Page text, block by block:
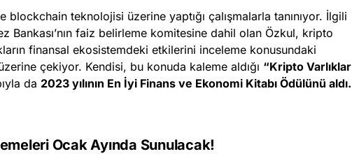
blockchain teknolojisi üzerine yaptığı çalışmalarla tanınıyor. İlgili
Bankası’nın faiz belirleme komitesine dahil olan Özkul, kripto
finansal ekosistemdeki etkilerini inceleme konusundaki
çekiyor. Kendisi, bu konuda kaleme aldığı “Kripto Varlıklar
da 2023 yılının En İyi Finans ve Ekonomi Kitabı Ödülünü aldı.
Ocak Ayında Sunulacak!